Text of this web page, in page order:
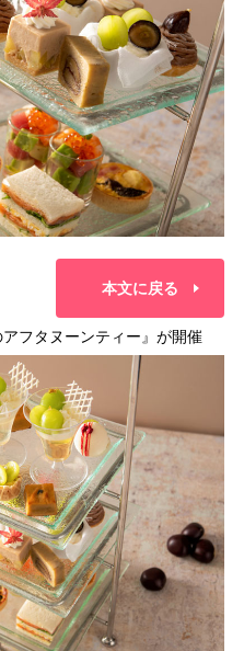
本文に戻る
フタヌーンティー』が開催